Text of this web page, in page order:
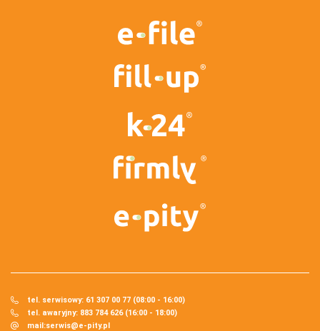
tel. serwisowy: 61 307 00 77 (08:00 - 16:00)
tel. awaryjny: 883 784 626 (16:00 - 18:00)
mail:serwis@e-pity.pl